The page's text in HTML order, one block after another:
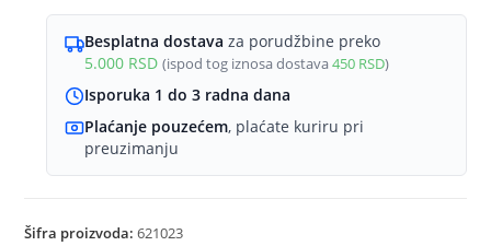
Besplatna dostava za porudžbine preko
5.000 RSD (ispod tog iznosa dostava450 RSD)
Isporuka 1 do 3 radna dana
Plaćanje pouzećem, plaćate kuriru pri
preuzimanju
Šifra proizvoda:621023